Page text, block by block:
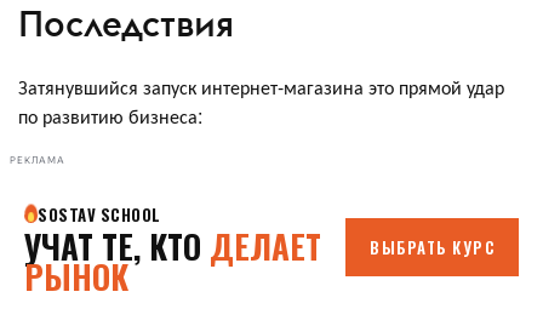
Последствия
Затянувшийся запуск интернет-магазина это прямой удар
по развитию бизнеса:
РЕКЛАМА